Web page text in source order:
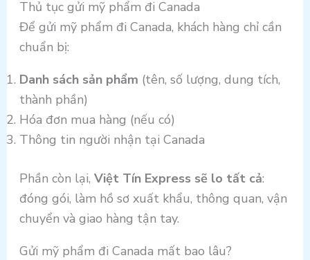
Thủ tục gửi mỹ phẩm đi Canada
Để gửi mỹ phẩm đi Canada, khách hàng chỉ cần
chuẩn bị:
Danh sách sản phẩm (tên, số lượng, dung tích,
thành phần)
Hóa đơn mua hàng (nếu có)
Thông tin người nhận tại Canada
Phần còn lại, Việt Tín Express sẽ lo tất cả:
đóng gói, làm hồ sơ xuất khẩu, thông quan, vận
chuyển và giao hàng tận tay.
Gửi mỹ phẩm đi Canada mất bao lâu?